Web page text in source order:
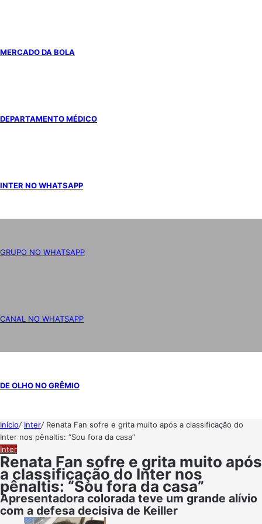
MERCADO DA BOLA
DEPARTAMENTO MÉDICO
INTER NO WHATSAPP
GRUPO NO WHATSAPP
CANAL NO WHATSAPP
DE OLHO NO GRÊMIO
Início/ Inter/ Renata Fan sofre e grita muito após a classificação do
Inter nos pênaltis: “Sou fora da casa”
Inter
Renata Fan sofre e grita muito após
a classificação do Inter nos
pênaltis: “Sou fora da casa”
Apresentadora colorada teve um grande alívio
com a defesa decisiva de Keiller